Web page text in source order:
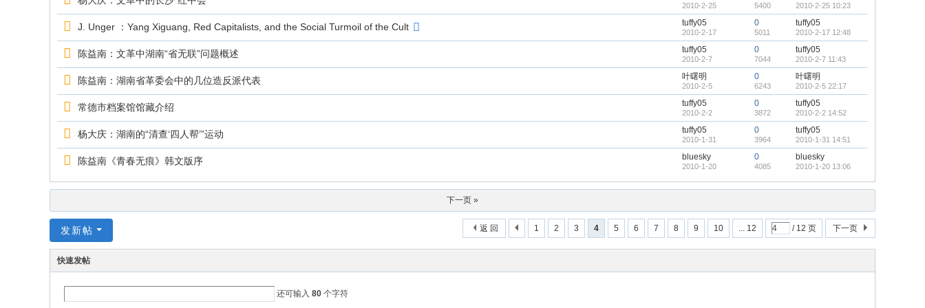
2010-2-25 5400 2010-2-25 10:23
J. Unger ：Yang Xiguang, Red Capitalists, and the Social Turmoil of the Cult tuffy05
2010-2-17
0
5011
tuffy05
2010-2-17 12:48
陈益南：文革中湖南“省无联”问题概述 tuffy05
2010-2-7
0
7044
tuffy05
2010-2-7 11:43
陈益南：湖南省革委会中的几位造反派代表 叶曙明
2010-2-5
0
6243
叶曙明
2010-2-5 22:17
常德市档案馆馆藏介绍 tuffy05
2010-2-2
0
3872
tuffy05
2010-2-2 14:52
杨大庆：湖南的“清查‘四人帮’”运动 tuffy05
2010-1-31
0
3964
tuffy05
2010-1-31 14:51
陈益南《青春无痕》韩文版序 bluesky
2010-1-20
0
4085
bluesky
2010-1-20 13:06
下一页 »
1 2 3 4 5 6 7 8 9 10 ... 12 / 12 页 下一页
返 回
发新帖
快速发帖
还可输入 80 个字符